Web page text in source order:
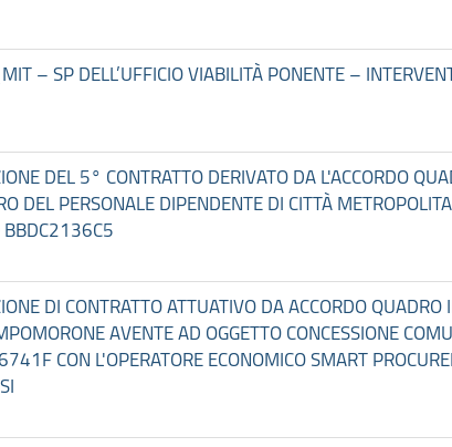
DELL’UFFICIO VIABILITÀ PONENTE –
DEL 5° CONTRATTO DERIVATO DA L'ACCORDO
DEL PERSONALE DIPENDENTE DI CITTÀ
BBDC2136C5
CONTRATTO ATTUATIVO DA ACCORDO QUADRO
AVENTE AD OGGETTO CONCESSIONE
CON L'OPERATORE ECONOMICO SMART